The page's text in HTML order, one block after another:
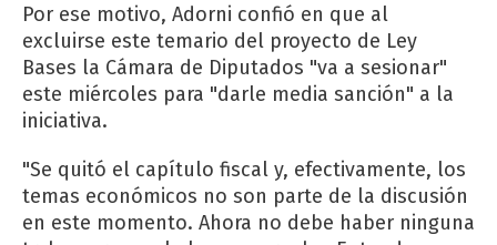
Por ese motivo, Adorni confió en que al
excluirse este temario del proyecto de Ley
Bases la Cámara de Diputados "va a sesionar"
este miércoles para "darle media sanción" a la
iniciativa.
"Se quitó el capítulo fiscal y, efectivamente, los
temas económicos no son parte de la discusión
en este momento. Ahora no debe haber ninguna